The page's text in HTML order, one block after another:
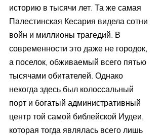
историю в тысячи лет. Та же самая
Палестинская Кесария видела сотни
войн и миллионы трагедий. В
современности это даже не городок,
а поселок, обживаемый всего пятью
тысячами обитателей. Однако
некогда здесь был колоссальный
порт и богатый административный
центр той самой библейской Иудеи,
которая тогда являлась всего лишь